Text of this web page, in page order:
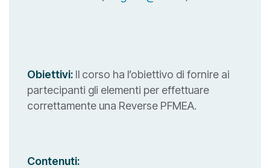
Obiettivi: Il corso ha l’obiettivo di fornire ai
partecipanti gli elementi per effettuare
correttamente una Reverse PFMEA.
Contenuti: